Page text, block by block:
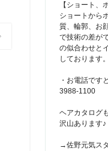
【ショート、
ショートから
質、輪郭、お
で技術の差が
の似合わせと
しております。
・お電話です
3988-1100
ヘアカタログ
沢山あります♪
→佐野元気ス